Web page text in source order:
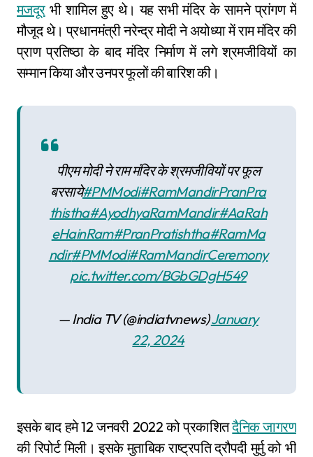
मजदूरभी शामिल हुए थे। यह सभी मंदिर के सामने प्रांगण में
मौजूद थे। प्रधानमंत्री नरेन्द्र मोदी ने अयोध्या में राम मंदिर की
प्राण प्रतिष्ठा के बाद मंदिर निर्माण में लगे श्रमजीवियों का
सम्मान किया और उनपर फूलों की बारिश की।
पीएम मोदी ने राम मंदिर के श्रमजीवियों पर फूल
बरसाये#PMModi#RamMandirPranPra
thistha#AyodhyaRamMandir#AaRah
eHainRam#PranPratishtha#RamMa
ndir#PMModi#RamMandirCeremony
pic.twitter.com/BGbGDgH549
— India TV (@indiatvnews)January
22, 2024
इसके बाद हमे 12 जनवरी 2022 को प्रकाशितदैनिक जागरण
की रिपोर्ट मिली। इसके मुताबिक राष्ट्रपति द्रौपदी मुर्मु को भी